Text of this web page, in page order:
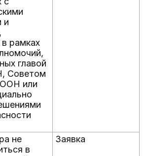
и
рамках
главой
Советом
ООН или
не
в
Заявка